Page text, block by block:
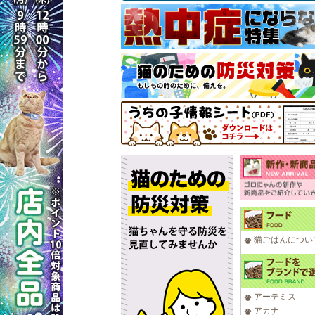
猫ごはんについ
アーテミス
アカナ